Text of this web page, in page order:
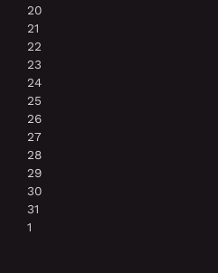
20
21
22
23
24
25
26
27
28
29
30
31
1